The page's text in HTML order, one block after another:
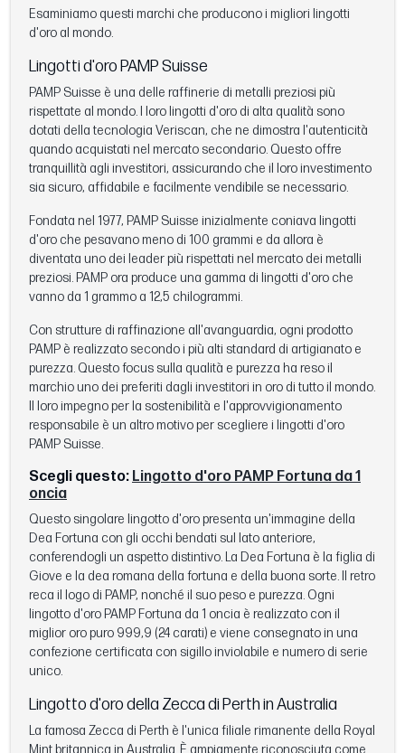
Esaminiamo questi marchi che producono i migliori lingotti
d'oro al mondo.
Lingotti d'oro PAMP Suisse
PAMP Suisse è una delle raffinerie di metalli preziosi più
rispettate al mondo. I loro lingotti d'oro di alta qualità sono
dotati della tecnologia Veriscan, che ne dimostra l'autenticità
quando acquistati nel mercato secondario. Questo offre
tranquillità agli investitori, assicurando che il loro investimento
sia sicuro, affidabile e facilmente vendibile se necessario.
Fondata nel 1977, PAMP Suisse inizialmente coniava lingotti
d'oro che pesavano meno di 100 grammi e da allora è
diventata uno dei leader più rispettati nel mercato dei metalli
preziosi. PAMP ora produce una gamma di lingotti d'oro che
vanno da 1 grammo a 12,5 chilogrammi.
Con strutture di raffinazione all'avanguardia, ogni prodotto
PAMP è realizzato secondo i più alti standard di artigianato e
purezza. Questo focus sulla qualità e purezza ha reso il
marchio uno dei preferiti dagli investitori in oro di tutto il mondo.
Il loro impegno per la sostenibilità e l'approvvigionamento
responsabile è un altro motivo per scegliere i lingotti d'oro
PAMP Suisse.
Scegli questo: Lingotto d'oro PAMP Fortuna da 1
oncia
Questo singolare lingotto d'oro presenta un'immagine della
Dea Fortuna con gli occhi bendati sul lato anteriore,
conferendogli un aspetto distintivo. La Dea Fortuna è la figlia di
Giove e la dea romana della fortuna e della buona sorte. Il retro
reca il logo di PAMP, nonché il suo peso e purezza. Ogni
lingotto d'oro PAMP Fortuna da 1 oncia è realizzato con il
miglior oro puro 999,9 (24 carati) e viene consegnato in una
confezione certificata con sigillo inviolabile e numero di serie
unico.
Lingotto d'oro della Zecca di Perth in Australia
La famosa Zecca di Perth è l'unica filiale rimanente della Royal
Mint britannica in Australia. È ampiamente riconosciuta come